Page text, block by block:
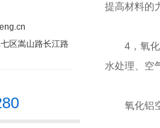
区嵩山路长江路
提高材料的
4，氧化铝
水处理、空
氧化铝空